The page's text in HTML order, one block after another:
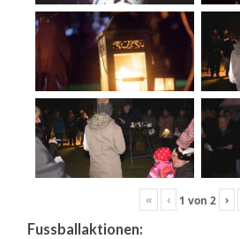
« ‹ 1 von 2 ›
Fussballaktionen: